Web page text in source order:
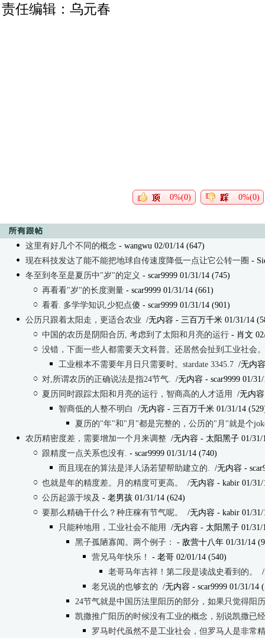
责任编辑：乌元春
0%(0) 0%(0)
这里有好几个不同的概念 - wangwu 02/01/14 (647)
现在科技发达了能不能把地球自传速度降低一点让它公转一圈 -
冬至到冬至是夏历中"岁"的定义 - scar9999 01/31/14 (745)
再看看"岁"的长度测量 - scar9999 01/31/14 (661)
看看. 多学学知识,少犯点傻 - scar9999 01/31/14 (901)
公历只跟着太阳走，更适合农业 /无内容 - 三百万千米 01/31/14
中国的农历是阴阳合历, 考虑到了太阳和月亮的运行 - 肖文
没错，下面一些人都需要天文科普。还居然会扯到工业社会。
工业根本不需要年月日只需要时。stardate 3345.7 /无内容
对,所谓农历的正确说法是指24节气. /无内容 - scar9999 01/
夏历同时跟踪太阳和月亮的运行，智商高的人才适用
/无内容
智商低的人整不明白
/无内容 - 三百万千米 01/31/14
夏历的"年"和"月"都是完整的，公历的"月"就是个
农历精密度差，需要增加一个月来调整 /无内容 - 太阳黑子 01/31/
跟精度一点关系也没有. - scar9999 01/31/14 (740)
而且现在的算法是洋人汤若望帮助建立的. /无内容 -
也就是年的精度差。月的精度可更高。
/无内容 - kabir 01/31/
公历起源于埃及 - 老男孩 01/31/14 (624)
要那么精确干什么？种庄稼有节气呢。
/无内容 - kabir 01/31/
只能种地用，工业社会不能用
/无内容 - 太阳黑子 01/31/
黑子孤陋寡闻。两个例子：
- 敌营十八年 01/31/14
营兄马年快乐！
- 老哥 02/01/14 (540)
老哥马年吉祥！第二段是读战史看到的。
老兄说的也够玄的 /无内容 - scar9999 01/31/14
24节气就是中国历法里阳历的部分，如果只觉得阳
凯撒推广阳历的时候没有工业的概念，别说凯撒已
罗马时代虽然不是工业社会，但罗马人是非常